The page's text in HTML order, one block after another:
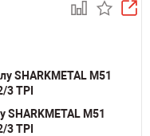
M51
3 TPI